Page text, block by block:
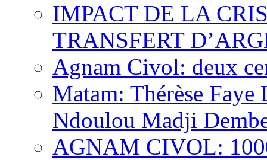
IMPACT DE LA
TRANSFERT
Agnam Civol: deux
Matam: Thérèse
Ndoulou Madji
AGNAM CIVOL: